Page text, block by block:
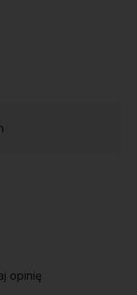
opinię